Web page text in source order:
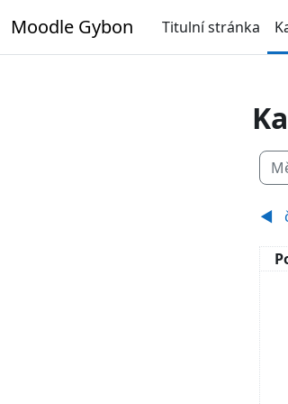
Moodle Gybon Titulní stránka
◀︎